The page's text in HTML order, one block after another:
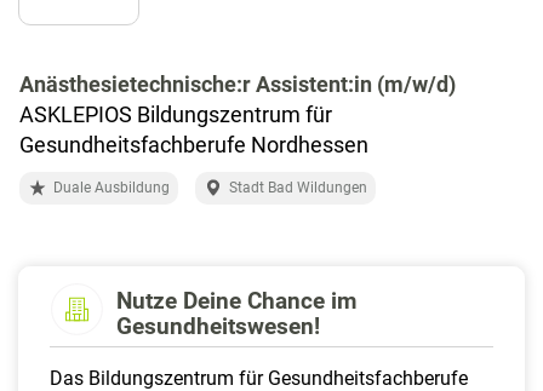
Anästhesietechnische:r Assistent:in (m/w/d)
ASKLEPIOS Bildungszentrum für
Gesundheitsfachberufe Nordhessen
Duale Ausbildung Stadt Bad Wildungen
Nutze Deine Chance im
Gesundheitswesen!
Das Bildungszentrum für Gesundheitsfachberufe